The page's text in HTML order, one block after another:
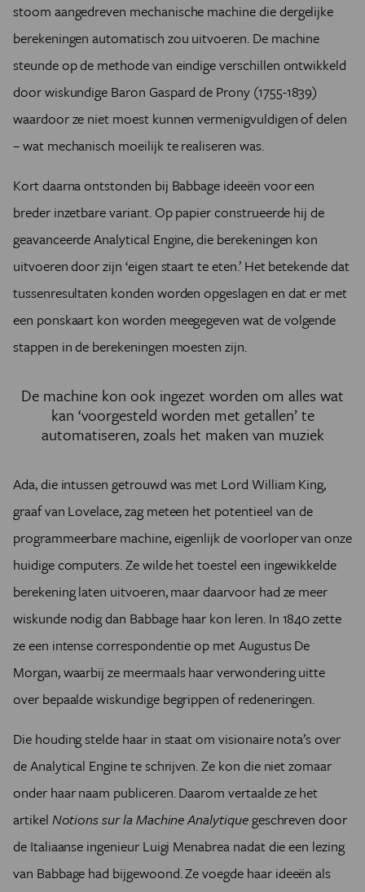
stoom aangedreven mechanische machine die dergelijke
berekeningen automatisch zou uitvoeren. De machine
steunde op de methode van eindige verschillen ontwikkeld
door wiskundige Baron Gaspard de Prony (1755-1839)
waardoor ze niet moest kunnen vermenigvuldigen of delen
– wat mechanisch moeilijk te realiseren was.
Kort daarna ontstonden bij Babbage ideeën voor een
breder inzetbare variant. Op papier construeerde hij de
geavanceerde Analytical Engine, die berekeningen kon
uitvoeren door zijn ‘eigen staart te eten.’ Het betekende dat
tussenresultaten konden worden opgeslagen en dat er met
een ponskaart kon worden meegegeven wat de volgende
stappen in de berekeningen moesten zijn.
De machine kon ook ingezet worden om alles wat
kan ‘voorgesteld worden met getallen’ te
automatiseren, zoals het maken van muziek
Ada, die intussen getrouwd was met Lord William King,
graaf van Lovelace, zag meteen het potentieel van de
programmeerbare machine, eigenlijk de voorloper van onze
huidige computers. Ze wilde het toestel een ingewikkelde
berekening laten uitvoeren, maar daarvoor had ze meer
wiskunde nodig dan Babbage haar kon leren. In 1840 zette
ze een intense correspondentie op met Augustus De
Morgan, waarbij ze meermaals haar verwondering uitte
over bepaalde wiskundige begrippen of redeneringen.
Die houding stelde haar in staat om visionaire nota’s over
de Analytical Engine te schrijven. Ze kon die niet zomaar
onder haar naam publiceren. Daarom vertaalde ze het
artikel Notions sur la Machine Analytique geschreven door
de Italiaanse ingenieur Luigi Menabrea nadat die een lezing
van Babbage had bijgewoond. Ze voegde haar ideeën als